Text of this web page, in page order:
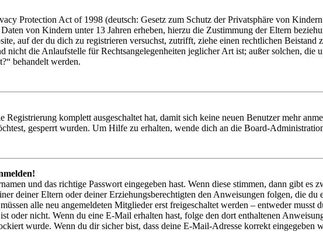
Protection Act of 1998 (deutsch: Gesetz zum Schutz der Privatsphäre von
von Kindern unter 13 Jahren erheben, hierzu die Zustimmung der Eltern
auf der du dich zu registrieren versuchst, zutrifft, ziehe einen rechtlichen
nicht die Anlaufstelle für Rechtsangelegenheiten jeglicher Art ist; außer solchen,
behandelt werden.
komplett ausgeschaltet hat, damit sich keine neuen Benutzer mehr
gesperrt wurden. Um Hilfe zu erhalten, wende dich an die Board-
und das richtige Passwort eingegeben hast. Wenn diese stimmen, dann gibt es
deiner Eltern oder deiner Erziehungsberechtigten den Anweisungen folgen, die
alle neu angemeldeten Mitglieder erst freigeschaltet werden – entweder musst
oder nicht. Wenn du eine E-Mail erhalten hast, folge den dort enthaltenen
wurde. Wenn du dir sicher bist, dass deine E-Mail-Adresse korrekt eingegeben